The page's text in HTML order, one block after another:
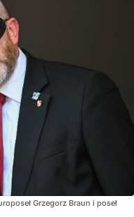
Grzegorz Braun i poseł